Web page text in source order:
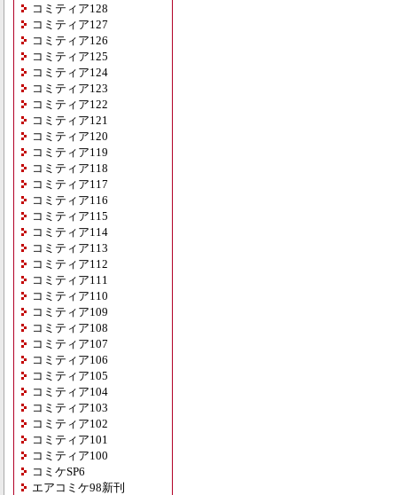
コミティア128
コミティア127
コミティア126
コミティア125
コミティア124
コミティア123
コミティア122
コミティア121
コミティア120
コミティア119
コミティア118
コミティア117
コミティア116
コミティア115
コミティア114
コミティア113
コミティア112
コミティア111
コミティア110
コミティア109
コミティア108
コミティア107
コミティア106
コミティア105
コミティア104
コミティア103
コミティア102
コミティア101
コミティア100
コミケSP6
エアコミケ98新刊